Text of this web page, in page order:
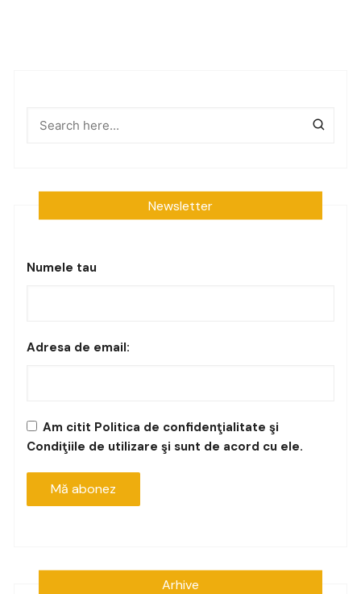
Newsletter
Numele tau
Adresa de email:
Am citit Politica de confidenţialitate şi
Condiţiile de utilizare şi sunt de acord cu ele.
Arhive